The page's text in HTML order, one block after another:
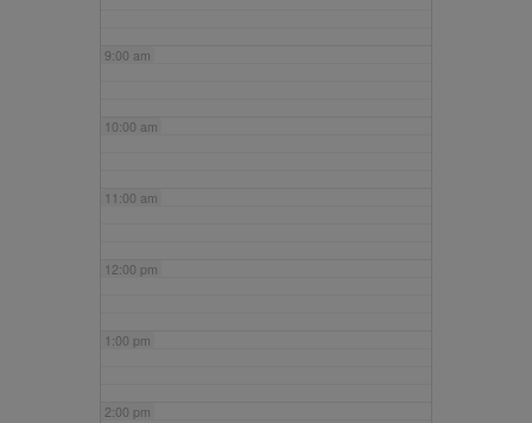
9:00 am
10:00 am
11:00 am
12:00 pm
1:00 pm
2:00 pm